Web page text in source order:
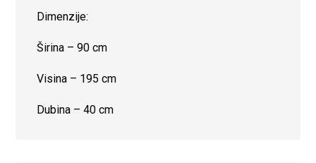
Dimenzije:
Širina – 90 cm
Visina – 195 cm
Dubina – 40 cm